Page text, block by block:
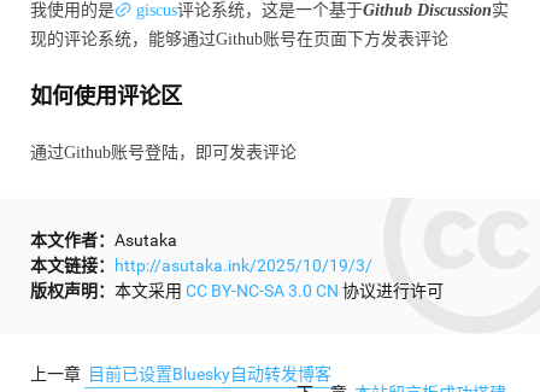
我使用的是 giscus评论系统，这是一个基于Github Discussion实
现的评论系统，能够通过Github账号在页面下方发表评论
如何使用评论区
通过Github账号登陆，即可发表评论
本文作者： Asutaka
本文链接：
http://asutaka.ink/2025/10/19/3/
版权声明： 本文采用 CC BY-NC-SA 3.0 CN 协议进行许可
上一章 目前已设置Bluesky自动转发博客